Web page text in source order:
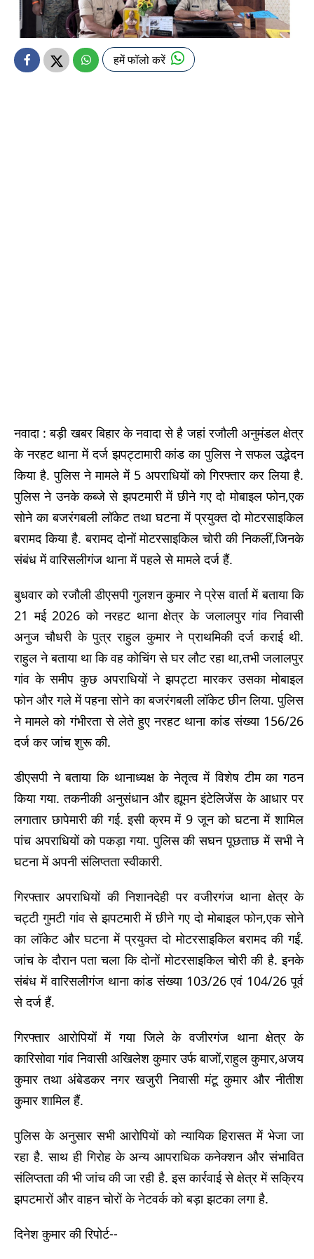
हमें फॉलो करें
नवादा : बड़ी खबर बिहार के नवादा से है जहां रजौली अनुमंडल क्षेत्र
के नरहट थाना में दर्ज झपट्टामारी कांड का पुलिस ने सफल उद्भेदन
किया है. पुलिस ने मामले में 5 अपराधियों को गिरफ्तार कर लिया है.
पुलिस ने उनके कब्जे से झपटमारी में छीने गए दो मोबाइल फोन,एक
सोने का बजरंगबली लॉकेट तथा घटना में प्रयुक्त दो मोटरसाइकिल
बरामद किया है. बरामद दोनों मोटरसाइकिल चोरी की निकलीं,जिनके
संबंध में वारिसलीगंज थाना में पहले से मामले दर्ज हैं.
बुधवार को रजौली डीएसपी गुलशन कुमार ने प्रेस वार्ता में बताया कि
21 मई 2026 को नरहट थाना क्षेत्र के जलालपुर गांव निवासी
अनुज चौधरी के पुत्र राहुल कुमार ने प्राथमिकी दर्ज कराई थी.
राहुल ने बताया था कि वह कोचिंग से घर लौट रहा था,तभी जलालपुर
गांव के समीप कुछ अपराधियों ने झपट्टा मारकर उसका मोबाइल
फोन और गले में पहना सोने का बजरंगबली लॉकेट छीन लिया. पुलिस
ने मामले को गंभीरता से लेते हुए नरहट थाना कांड संख्या 156/26
दर्ज कर जांच शुरू की.
डीएसपी ने बताया कि थानाध्यक्ष के नेतृत्व में विशेष टीम का गठन
किया गया. तकनीकी अनुसंधान और ह्यूमन इंटेलिजेंस के आधार पर
लगातार छापेमारी की गई. इसी क्रम में 9 जून को घटना में शामिल
पांच अपराधियों को पकड़ा गया. पुलिस की सघन पूछताछ में सभी ने
घटना में अपनी संलिप्तता स्वीकारी.
गिरफ्तार अपराधियों की निशानदेही पर वजीरगंज थाना क्षेत्र के
चट्टी गुमटी गांव से झपटमारी में छीने गए दो मोबाइल फोन,एक सोने
का लॉकेट और घटना में प्रयुक्त दो मोटरसाइकिल बरामद की गईं.
जांच के दौरान पता चला कि दोनों मोटरसाइकिल चोरी की है. इनके
संबंध में वारिसलीगंज थाना कांड संख्या 103/26 एवं 104/26 पूर्व
से दर्ज हैं.
गिरफ्तार आरोपियों में गया जिले के वजीरगंज थाना क्षेत्र के
कारिसोवा गांव निवासी अखिलेश कुमार उर्फ बाजों,राहुल कुमार,अजय
कुमार तथा अंबेडकर नगर खजुरी निवासी मंटू कुमार और नीतीश
कुमार शामिल हैं.
पुलिस के अनुसार सभी आरोपियों को न्यायिक हिरासत में भेजा जा
रहा है. साथ ही गिरोह के अन्य आपराधिक कनेक्शन और संभावित
संलिप्तता की भी जांच की जा रही है. इस कार्रवाई से क्षेत्र में सक्रिय
झपटमारों और वाहन चोरों के नेटवर्क को बड़ा झटका लगा है.
दिनेश कुमार की रिपोर्ट--